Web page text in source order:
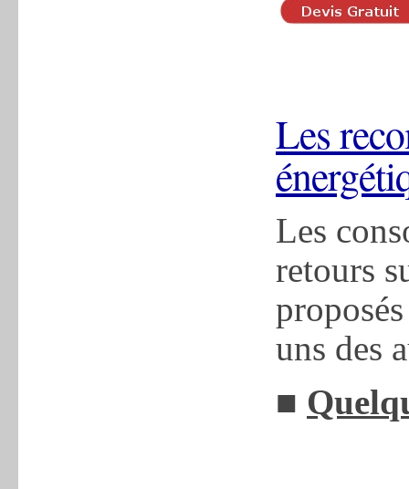
Les
Les
retours
uns des
■